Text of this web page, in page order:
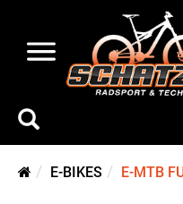
E-BIKES E-MTB